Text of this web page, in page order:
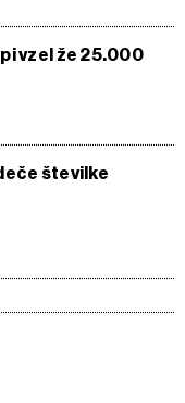
vzel že 25.000
številke